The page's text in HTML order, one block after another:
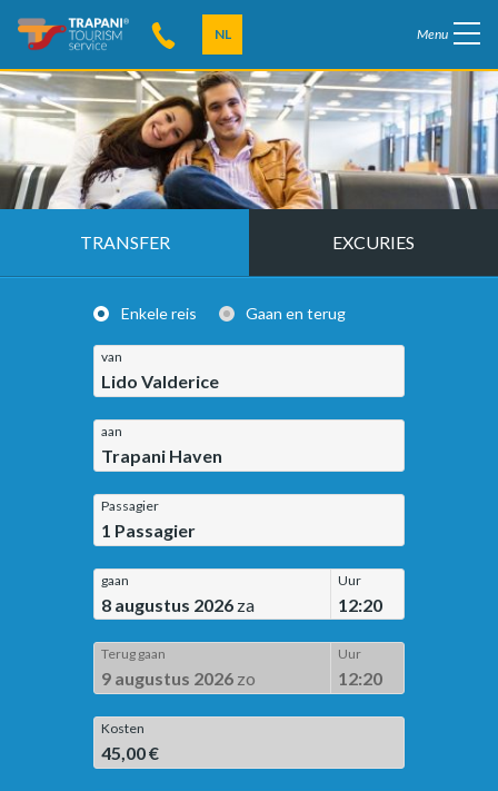
NL Menu
TRANSFER EXCURIES
Enkele reis Gaan en terug
van
Lido Valderice
aan
Trapani Haven
Passagier
1 Passagier
gaan
8 augustus 2026 za
Uur
12:20
Terug gaan
9 augustus 2026 zo
Uur
12:20
Kosten
45,00 €